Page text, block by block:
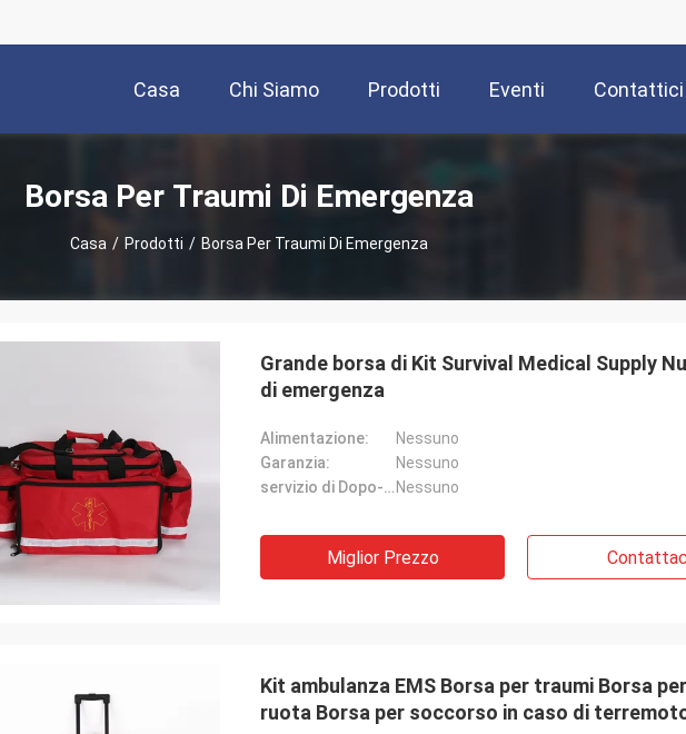
Casa Chi Siamo Prodotti Eventi Contattici
Borsa Per Traumi Di Emergenza
Casa / Prodotti / Borsa Per Traumi Di Emergenza
Grande borsa di Kit Survival Medical Supply
di emergenza
Alimentazione:
Nessuno
Garanzia:
Nessuno
servizio di Dopo-vendita: Nessuno
Miglior Prezzo
Kit ambulanza EMS Borsa per traumi Borsa
ruota Borsa per soccorso in caso di